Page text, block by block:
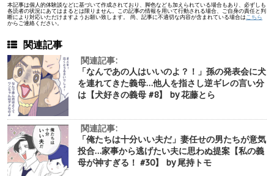
本記事は個人的体験談などに基づいて作成されており、脚色なども加えられている場合もあり、必ずしも
各読者の状況にあてはまるとは限りません。この記事の情報を用いて行動される場合、ご自身の責任と判
断により対応いただけますようお願い致します。 尚、記事に不適切な内容が含まれている場合は こちら
からご連絡ください。
関連記事
関連記事:
「なんであの人はいいのよ？！」孫の発表会に犬
を連れてきた義母…他人を指さし逆ギレの言い分
は【犬好きの義母 #8】 by 花藤とら
関連記事:
「俺たちは十分いい夫だ」妻任せの男たちが意気
投合…家事から逃げたい夫に思わぬ提案【私の義
母が神すぎる！ #30】 by 尾持トモ